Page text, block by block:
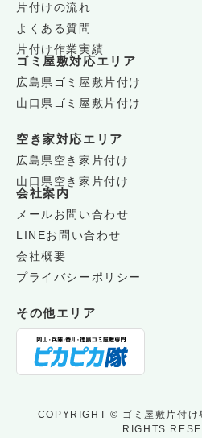
片付けの流れ
よくある質問
片付け作業実績
ゴミ屋敷対応エリア
広島県ゴミ屋敷片付け
山口県ゴミ屋敷片付け
空き家対応エリア
広島県空き家片付け
山口県空き家片付け
会社案内
メールお問い合わせ
LINEお問い合わせ
会社概要
プライバシーポリシー
その他エリア
COPYRIGHT © ゴミ屋敷片付け
RIGHTS